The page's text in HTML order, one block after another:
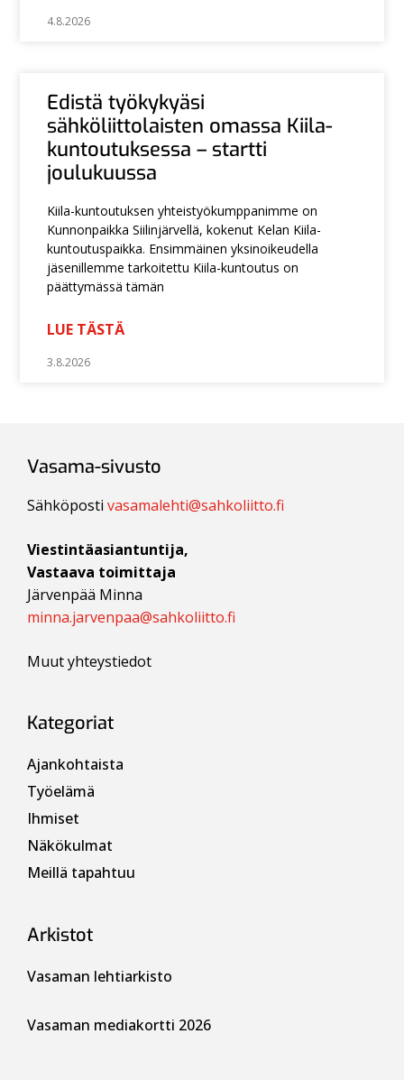
4.8.2026
Edistä työkykyäsi
sähköliittolaisten omassa Kiila-
kuntoutuksessa – startti
joulukuussa
Kiila-kuntoutuksen yhteistyökumppanimme on
Kunnonpaikka Siilinjärvellä, kokenut Kelan Kiila-
kuntoutuspaikka. Ensimmäinen yksinoikeudella
jäsenillemme tarkoitettu Kiila-kuntoutus on
päättymässä tämän
LUE TÄSTÄ
3.8.2026
Vasama-sivusto
Sähköpostivasamalehti@sahkoliitto.fi
Viestintäasiantuntija,
Vastaava toimittaja
Järvenpää Minna
minna.jarvenpaa@sahkoliitto.fi
Muut yhteystiedot
Kategoriat
Ajankohtaista
Työelämä
Ihmiset
Näkökulmat
Meillä tapahtuu
Arkistot
Vasaman lehtiarkisto
Vasaman mediakortti 2026